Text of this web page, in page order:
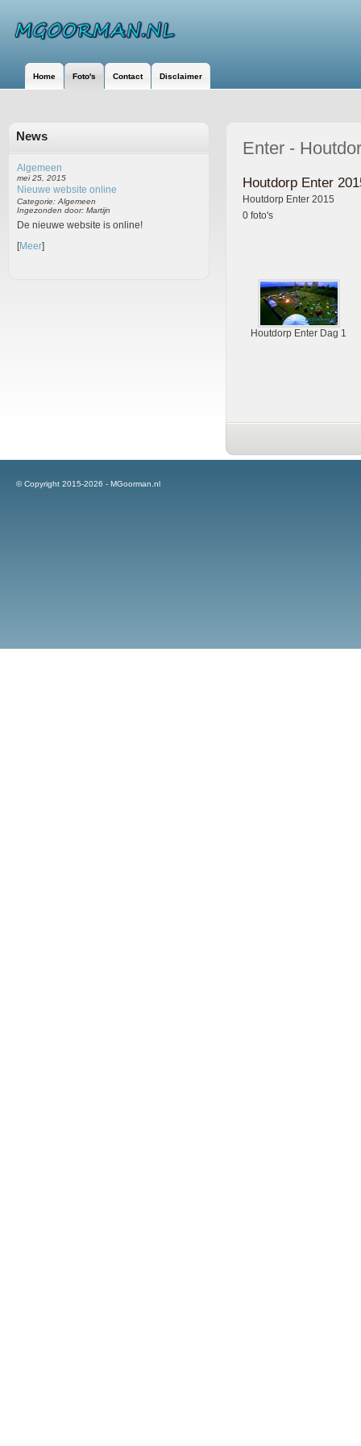
Home Foto's Contact Disclaimer
News
Algemeen
mei 25, 2015
Nieuwe website online
Categorie: Algemeen
Ingezonden door: Martijn
De nieuwe website is online!
[Meer]
Enter -
Houtdorp Enter
Houtdorp Enter 2015
0 foto's
Houtdorp Enter Dag 1
© Copyright 2015-2026 - MGoorman.nl